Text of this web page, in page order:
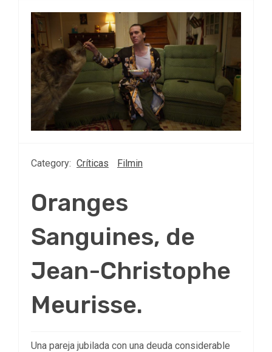
Category: Críticas Filmin
Oranges
Sanguines, de
Jean-Christophe
Meurisse.
Una pareja jubilada con una deuda considerable